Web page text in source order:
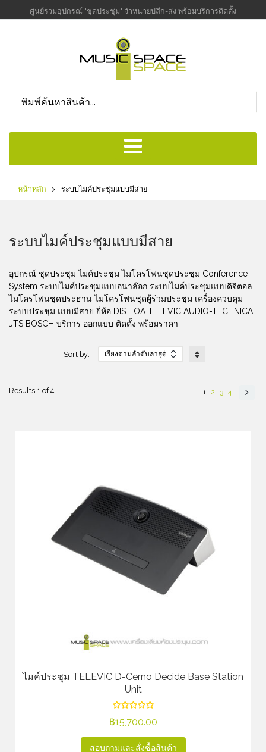
ศูนย์รวมอุปกรณ์ "ชุดประชุม" จำหน่ายปลีก-ส่ง พร้อมบริการติดตั้ง
หน้าหลัก ระบบไมค์ประชุมแบบมีสาย
ระบบไมค์ประชุมแบบมีสาย
อุปกรณ์ ชุดประชุม ไมค์ประชุม ไมโครโฟนชุดประชุม Conference
System ระบบไมค์ประชุมแบบอนาล๊อก ระบบไมค์ประชุมแบบดิจิตอล
ไมโครโฟนชุดประธาน ไมโครโฟนชุดผู้ร่วมประชุม เครื่องควบคุม
ระบบประชุม แบบมีสาย ยี่ห้อ DIS TOA TELEVIC AUDIO-TECHNICA
JTS BOSCH บริการ ออกแบบ ติดตั้ง พร้อมราคา
Sort by:
Results 1 of 4 1 2 3 4
ไมค์ประชุม TELEVIC D-Cerno Decide Base Station
Unit
฿15,700.00
สอบถามและสั่งซื้อสินค้า